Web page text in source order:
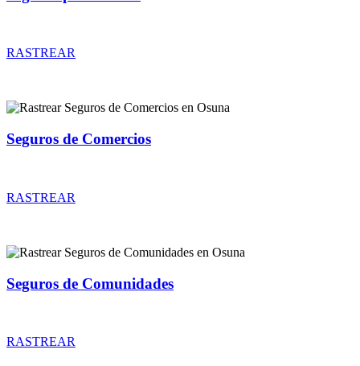
RASTREAR
Seguros de Comercios
RASTREAR
Seguros de Comunidades
RASTREAR